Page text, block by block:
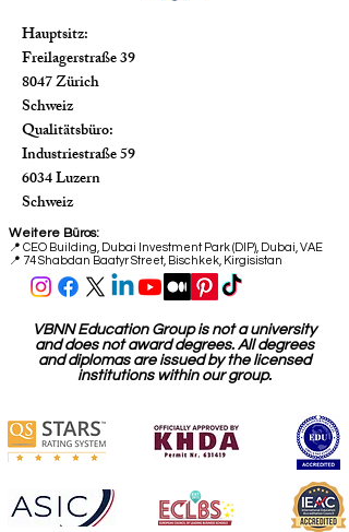
Hauptsitz:
Freilagerstraße 39
8047 Zürich
Schweiz
Qualitätsbüro:
Industriestraße 59
6034 Luzern
Schweiz
Weitere Büros:
📍 CEO Building, Dubai Investment Park (DIP), Dubai, VAE
📍 74 Shabdan Baatyr Street, Bischkek, Kirgisistan
VBNN Education Group is not a university
and does not award degrees. All degrees
and diplomas are issued by the licensed
institutions within our group.